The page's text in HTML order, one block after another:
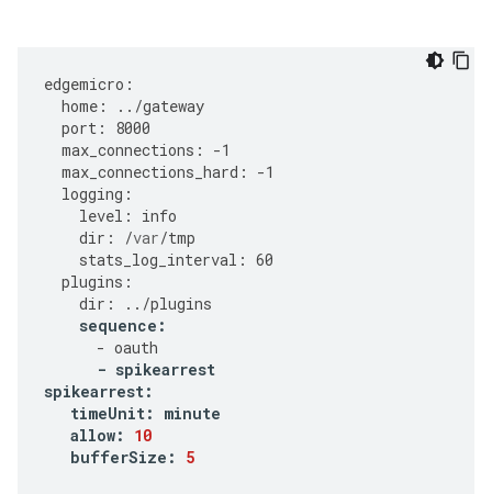
edgemicro :
home : ../gateway
port :
8000
max_connections : -1
max_connections_hard : -1
logging :
level :
info
dir : /var/tmp
stats_log_interval : 60
plugins :
dir : ../plugins
sequence :
- oauth
- spikearrest
spikearrest:
timeUnit:
minute
allow:
10
bufferSize : 5